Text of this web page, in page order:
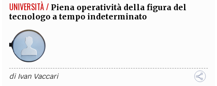
UNIVERSITÀ / Piena operatività della figura del
tecnologo a tempo indeterminato
di Ivan Vaccari